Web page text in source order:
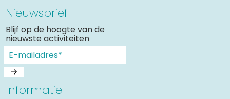
Nieuwsbrief
Blijf op de hoogte van de
nieuwste activiteiten
Informatie